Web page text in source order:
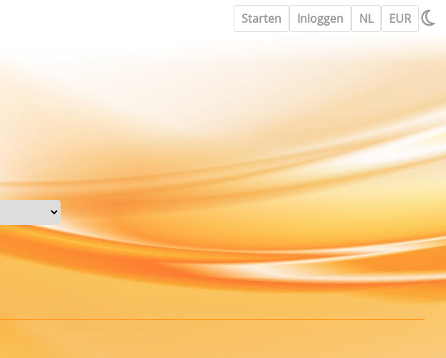
Starten Inloggen NL EUR